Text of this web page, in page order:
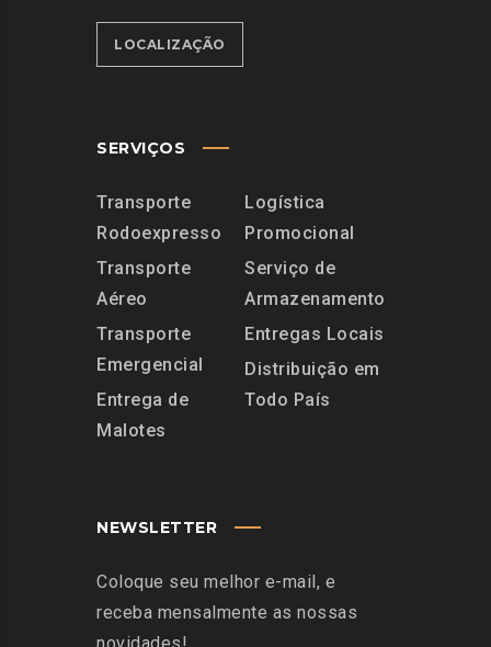
LOCALIZAÇÃO
SERVIÇOS
Transporte
Rodoexpresso
Transporte
Aéreo
Transporte
Emergencial
Entrega de
Malotes
Logística
Promocional
Serviço de
Armazenamento
Entregas Locais
Distribuição em
Todo País
NEWSLETTER
Coloque seu melhor e-mail, e
receba mensalmente as nossas